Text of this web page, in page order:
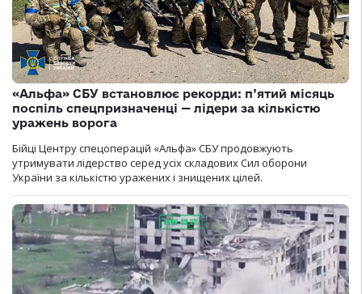
«Альфа» СБУ встановлює рекорди: п’ятий місяць
поспіль спецпризначенці — лідери за кількістю
уражень ворога
Бійці Центру спецоперацій «Альфа» СБУ продовжують
утримувати лідерство серед усіх складових Сил оборони
України за кількістю уражених і знищених цілей.